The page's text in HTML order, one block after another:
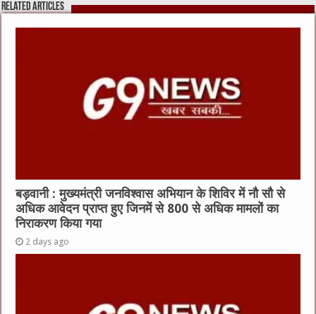
o
p
Related Articles
बड़वानी : मुख्यमंत्री जनविश्वास अभियान के शिविर में नौ सौ से
अधिक आवेदन प्राप्त हुए जिनमें से 800 से अधिक मामलों का
निराकरण किया गया
2 days ago